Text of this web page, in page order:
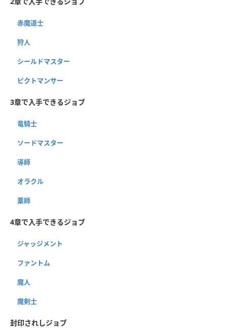
赤魔道士
狩人
シールドマスター
ピクトマンサー
3章で入手できるジョブ
竜騎士
ソードマスター
導師
オラクル
薬師
4章で入手できるジョブ
ジャッジメント
ファントム
魔人
魔剣士
封印されしジョブ